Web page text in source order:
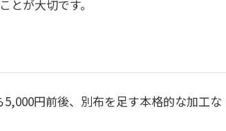
が大切です。
円前後、別布を足す本格的な加工な